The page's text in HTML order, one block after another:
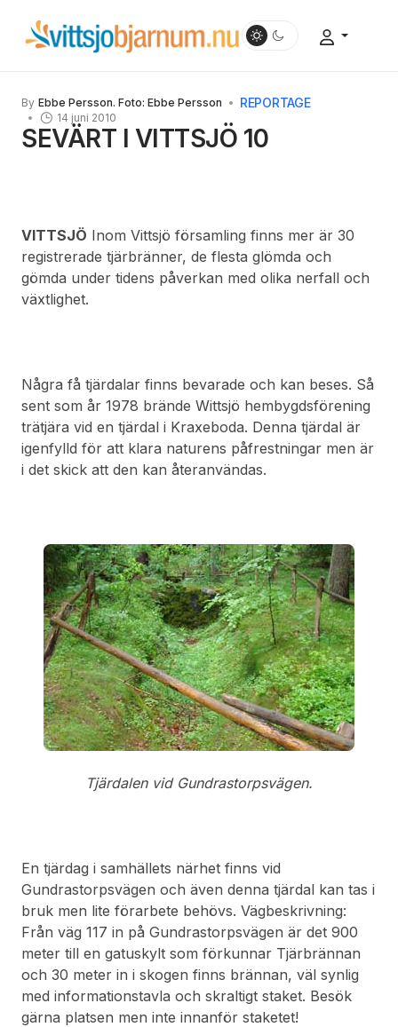
By Ebbe Persson. Foto: Ebbe Persson REPORTAGE
14 juni 2010
SEVÄRT I VITTSJÖ 10
VITTSJÖ Inom Vittsjö församling finns mer är 30
registrerade tjärbränner, de flesta glömda och
gömda under tidens påverkan med olika nerfall och
växtlighet.
Några få tjärdalar finns bevarade och kan beses. Så
sent som år 1978 brände Wittsjö hembygdsförening
trätjära vid en tjärdal i Kraxeboda. Denna tjärdal är
igenfylld för att klara naturens påfrestningar men är
i det skick att den kan återanvändas.
Tjärdalen vid Gundrastorpsvägen.
En tjärdag i samhällets närhet finns vid
Gundrastorpsvägen och även denna tjärdal kan tas i
bruk men lite förarbete behövs. Vägbeskrivning:
Från väg 117 in på Gundrastorpsvägen är det 900
meter till en gatuskylt som förkunnar Tjärbrännan
och 30 meter in i skogen finns brännan, väl synlig
med informationstavla och skraltigt staket. Besök
gärna platsen men inte innanför staketet!